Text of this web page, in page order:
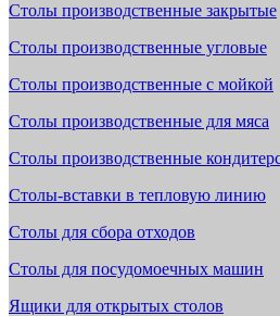
Столы производственные закрытые
Столы производственные угловые
Столы производственные с мойкой
Столы производственные для мяса
Столы производственные
Столы-вставки в тепловую линию
Столы для сбора отходов
Столы для посудомоечных машин
Ящики для открытых столов